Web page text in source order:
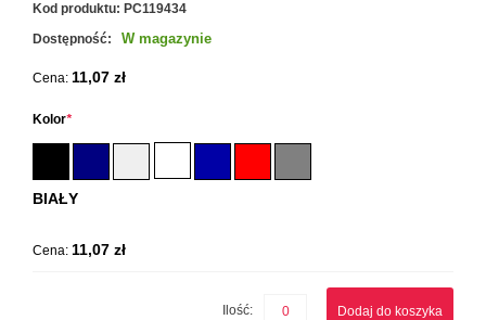
Kod produktu: PC119434
Dostępność:
W magazynie
Cena: 11,07 zł
*
Kolor
BIAŁY
Cena: 11,07 zł
Ilość: Dodaj do koszyka